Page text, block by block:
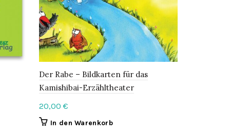
Der Rabe – Bildkarten für das
Kamishibai-Erzähltheater
20,00 €
In den Warenkorb